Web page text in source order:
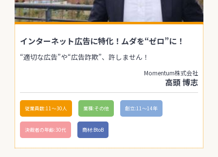
インターネット広告に特化！ムダを“ゼロ”に！
“適切な広告”や“広告詐欺”、許しません！
Momentum株式会社
高頭 博志
従業員数:11〜30人 業種:その他 創立:11〜14年
決裁者の年齢:30代 商材:BtoB